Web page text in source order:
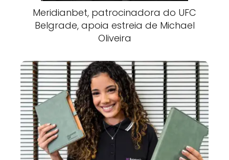
Meridianbet, patrocinadora do UFC
Belgrade, apoia estreia de Michael
Oliveira